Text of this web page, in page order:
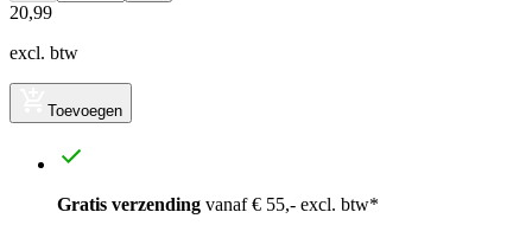
20,99
excl. btw
Toevoegen
Gratis verzending vanaf € 55,- excl. btw*